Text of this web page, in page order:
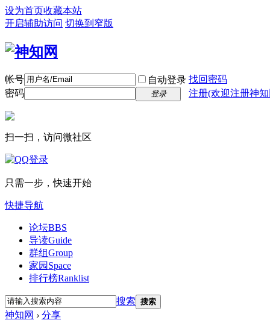
设为首页收藏本站
开启辅助访问 切换到窄版
帐号 自动登录 找回密码
密码
登录 注册(欢迎注册神
扫一扫，访问微社区
只需一步，快速开始
快捷导航
论坛BBS
导读Guide
群组Group
家园 Space
排行榜Ranklist
搜索 搜索
神知网 › 分享